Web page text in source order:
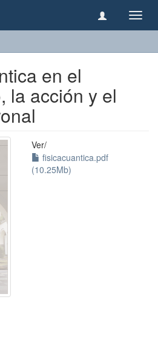
en el
la acción y el
Ver/
fisicacuantica.pdf
(10.25Mb)